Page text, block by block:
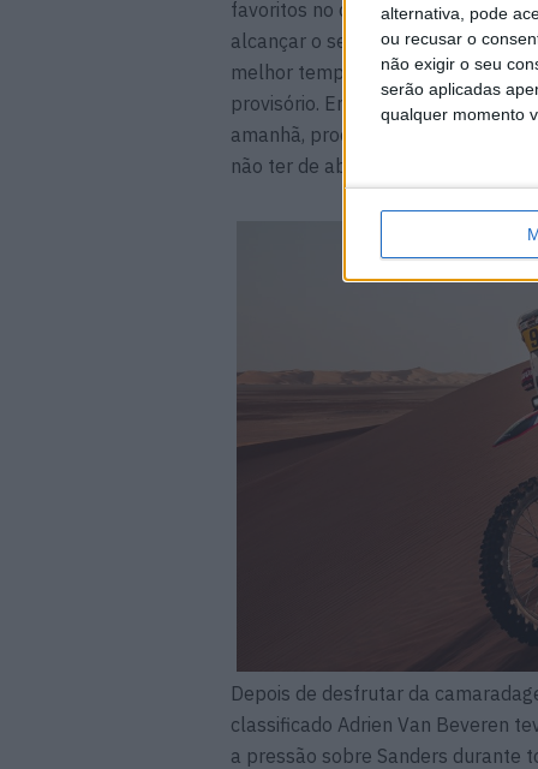
alternativa, pode
ou recusar o
não exigir o seu
serão aplicadas
qualquer momento
favoritos no deserto da Arábia e
alcançar o seu companheiro de
melhor tempo e ultrapassou
provisório. Embora esteja a mais
amanhã, procurando uma vitória
não ter de abrir a etapa.
Depois de desfrutar da
classificado Adrien Van Beveren
a pressão sobre Sanders durante